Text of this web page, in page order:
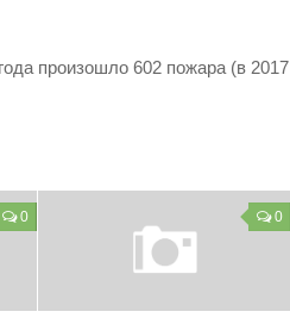
произошло 602 пожара (в 2017
0 0